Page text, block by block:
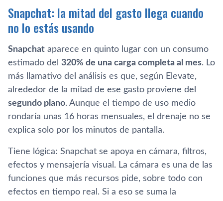
Snapchat: la mitad del gasto llega cuando
no lo estás usando
Snapchat aparece en quinto lugar con un consumo
estimado del 320% de una carga completa al mes. Lo
más llamativo del análisis es que, según Elevate,
alrededor de la mitad de ese gasto proviene del
segundo plano. Aunque el tiempo de uso medio
rondaría unas 16 horas mensuales, el drenaje no se
explica solo por los minutos de pantalla.
Tiene lógica: Snapchat se apoya en cámara, filtros,
efectos y mensajería visual. La cámara es una de las
funciones que más recursos pide, sobre todo con
efectos en tiempo real. Si a eso se suma la